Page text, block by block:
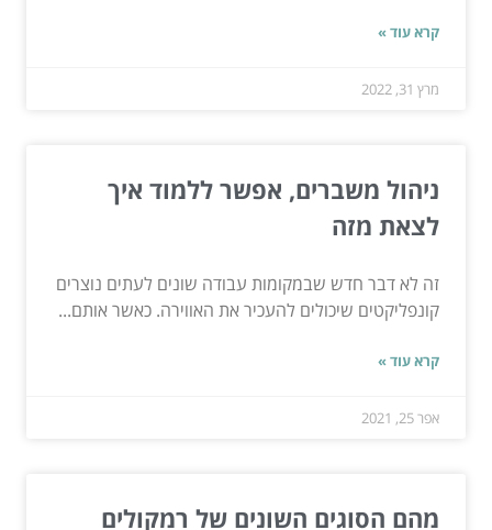
קרא עוד »
מרץ 31, 2022
ניהול משברים, אפשר ללמוד איך
לצאת מזה
זה לא דבר חדש שבמקומות עבודה שונים לעתים נוצרים
קונפליקטים שיכולים להעכיר את האווירה. כאשר אותם...
קרא עוד »
אפר 25, 2021
מהם הסוגים השונים של רמקולים